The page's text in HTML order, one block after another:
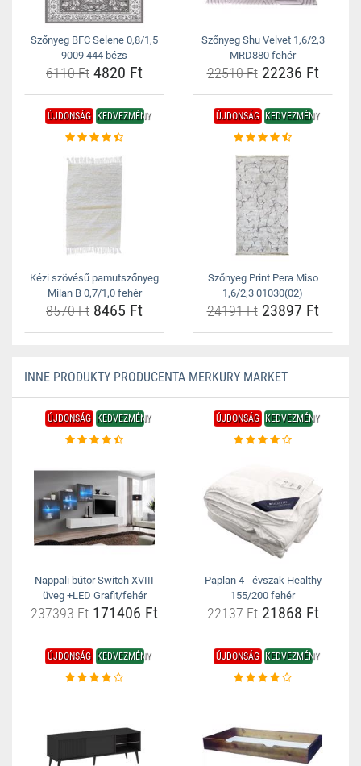
Szőnyeg BFC Selene 0,8/1,5
9009 444 bézs
6110 Ft 4820 Ft
Szőnyeg Shu Velvet 1,6/2,3
MRD880 fehér
22510 Ft22236 Ft
ÚJDONSÁG KEDVEZMÉNY
Kézi szövésű pamutszőnyeg
Milan B 0,7/1,0 fehér
8570 Ft 8465 Ft
ÚJDONSÁG KEDVEZMÉNY
Szőnyeg Print Pera Miso
1,6/2,3 01030(02)
24191 Ft23897 Ft
INNE PRODUKTY PRODUCENTA MERKURY MARKET
ÚJDONSÁG KEDVEZMÉNY
Nappali bútor Switch XVIII
üveg +LED Grafit/fehér
237393 Ft 171406 Ft
ÚJDONSÁG KEDVEZMÉNY
Paplan 4 - évszak Healthy
155/200 fehér
22137 Ft21868 Ft
ÚJDONSÁG KEDVEZMÉNY ÚJDONSÁG KEDVEZMÉNY